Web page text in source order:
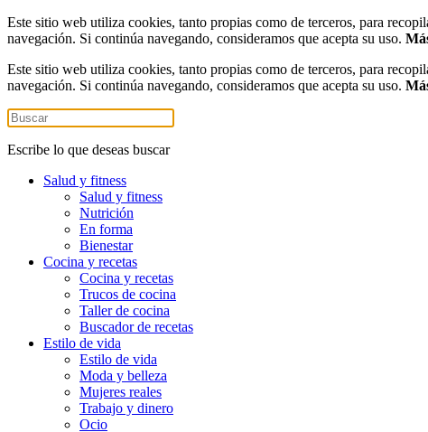
Este sitio web utiliza cookies, tanto propias como de terceros, para
navegación. Si continúa navegando, consideramos que acepta su uso.
Este sitio web utiliza cookies, tanto propias como de terceros, para
navegación. Si continúa navegando, consideramos que acepta su uso.
Escribe lo que deseas buscar
Salud y fitness
Salud y fitness
Nutrición
En forma
Bienestar
Cocina y recetas
Cocina y recetas
Trucos de cocina
Taller de cocina
Buscador de recetas
Estilo de vida
Estilo de vida
Moda y belleza
Mujeres reales
Trabajo y dinero
Ocio